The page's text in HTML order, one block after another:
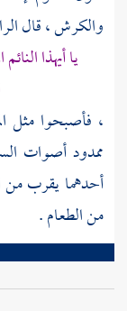
والكرش ، قال
يا أيهذا
، فأصبحوا مثل
ممدود أصوات
أحدهما يقرب من
من الطعام .